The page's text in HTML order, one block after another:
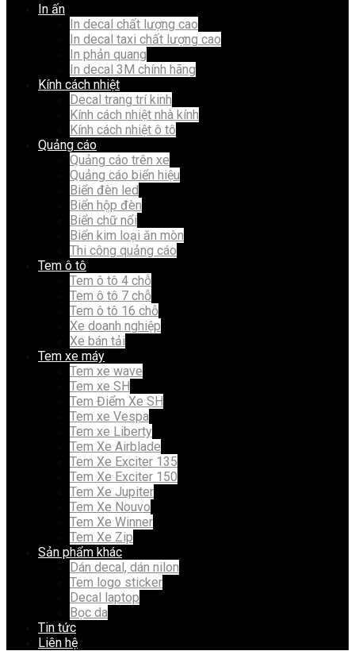
In ấn
In decal chất lượng cao
In decal taxi chất lượng cao
In phản quang
In decal 3M chính hãng
Kính cách nhiệt
Decal trang trí kinh
Kính cách nhiệt nhà kính
Kính cách nhiệt ô tô
Quảng cáo
Quảng cáo trên xe
Quảng cáo biển hiệu
Biển đèn led
Biển hộp đèn
Biển chữ nổi
Biển kim loại ăn mòn
Thi công quảng cáo
Tem ô tô
Tem ô tô 4 chỗ
Tem ô tô 7 chỗ
Tem ô tô 16 chỗ
Xe doanh nghiệp
Xe bán tải
Tem xe máy
Tem xe wave
Tem xe SH
Tem Điểm Xe SH
Tem xe Vespa
Tem xe Liberty
Tem Xe Airblade
Tem Xe Exciter 135
Tem Xe Exciter 150
Tem Xe Jupiter
Tem Xe Nouvo
Tem Xe Winner
Tem Xe Zip
Sản phẩm khác
Dán decal, dán nilon
Tem logo sticker
Decal laptop
Bọc da
Tin tức
Liên hệ